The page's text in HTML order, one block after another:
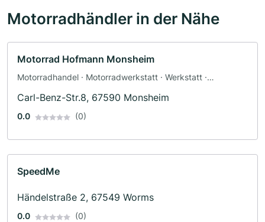
Motorradhändler in der Nähe
Motorrad Hofmann Monsheim
Motorradhandel · Motorradwerkstatt · Werkstatt ·
Carl-Benz-Str.8, 67590 Monsheim
0.0 (0)
SpeedMe
Händelstraße 2, 67549 Worms
0.0 (0)